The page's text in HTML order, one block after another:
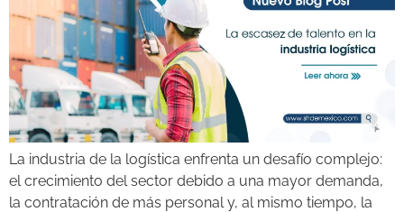
La industria de la logística enfrenta un desafío complejo:
el crecimiento del sector debido a una mayor demanda,
la contratación de más personal y, al mismo tiempo, la